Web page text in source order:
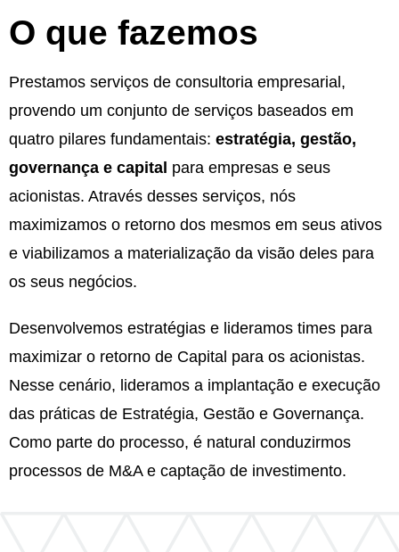
O que fazemos
Prestamos serviços de consultoria empresarial,
provendo um conjunto de serviços baseados em
quatro pilares fundamentais: estratégia, gestão,
governança e capital para empresas e seus
acionistas. Através desses serviços, nós
maximizamos o retorno dos mesmos em seus ativos
e viabilizamos a materialização da visão deles para
os seus negócios.
Desenvolvemos estratégias e lideramos times para
maximizar o retorno de Capital para os acionistas.
Nesse cenário, lideramos a implantação e execução
das práticas de Estratégia, Gestão e Governança.
Como parte do processo, é natural conduzirmos
processos de M&A e captação de investimento.